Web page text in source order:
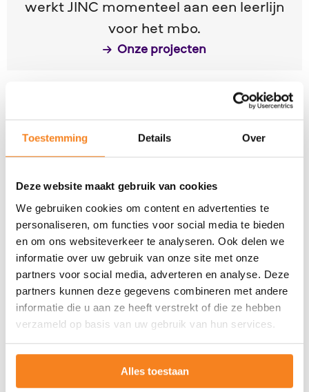
Toestemming Details Over
Deze website maakt gebruik van cookies
We gebruiken cookies om content en advertenties te
personaliseren, om functies voor social media te bieden
en om ons websiteverkeer te analyseren. Ook delen we
informatie over uw gebruik van onze site met onze
partners voor social media, adverteren en analyse. Deze
partners kunnen deze gegevens combineren met andere
informatie die u aan ze heeft verstrekt of die ze hebben
verzameld op basis van uw gebruik van hun services.
Alles toestaan
werkt JINC momenteel aan een leerlijn
voor het mbo.
Onze projecten
meer
over
bedrijven